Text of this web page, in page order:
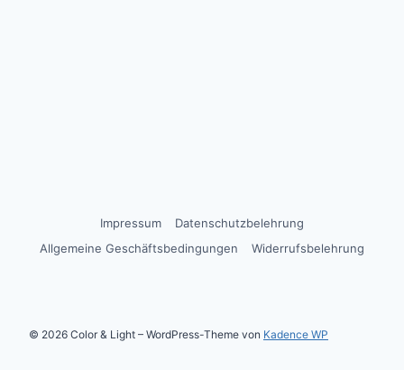
Impressum
Datenschutzbelehrung
Allgemeine Geschäftsbedingungen
Widerrufsbelehrung
© 2026 Color & Light – WordPress-Theme von Kadence WP